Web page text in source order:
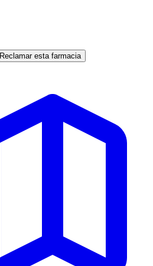
Reclamar esta farmacia